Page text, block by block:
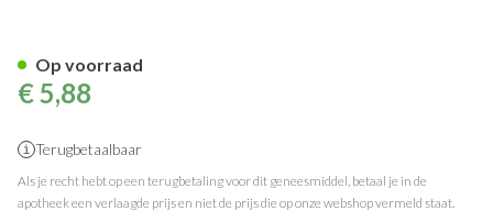
€ 5,88
Terugbetaalbaar
Als je recht hebt op een terugbetaling voor dit geneesmiddel, betaal je in de
apotheek een verlaagde prijs en niet de prijs die op onze webshop vermeld staat.
Op voorraad